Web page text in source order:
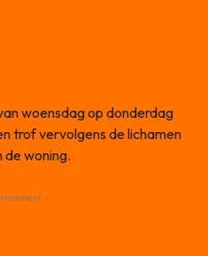
woensdag op donderdag
trof vervolgens de lichamen
de woning.
-